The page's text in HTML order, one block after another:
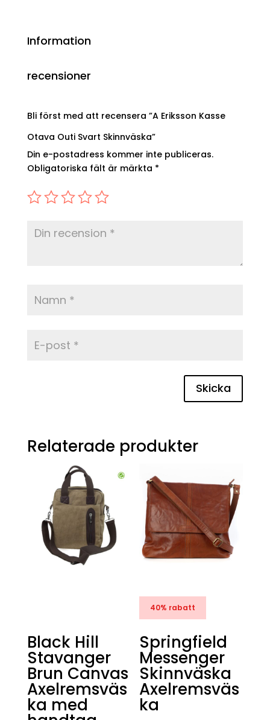
Information
recensioner
Bli först med att recensera ”A Eriksson Kasse
Otava Outi Svart Skinnväska”
Din e-postadress kommer inte publiceras.
Obligatoriska fält är märkta *
Skicka
Relaterade produkter
Black Hill
Stavanger
Brun Canvas
Axelremsväs
ka med
40% rabatt
Springfield
Messenger
Skinnväska
Axelremsväs
ka